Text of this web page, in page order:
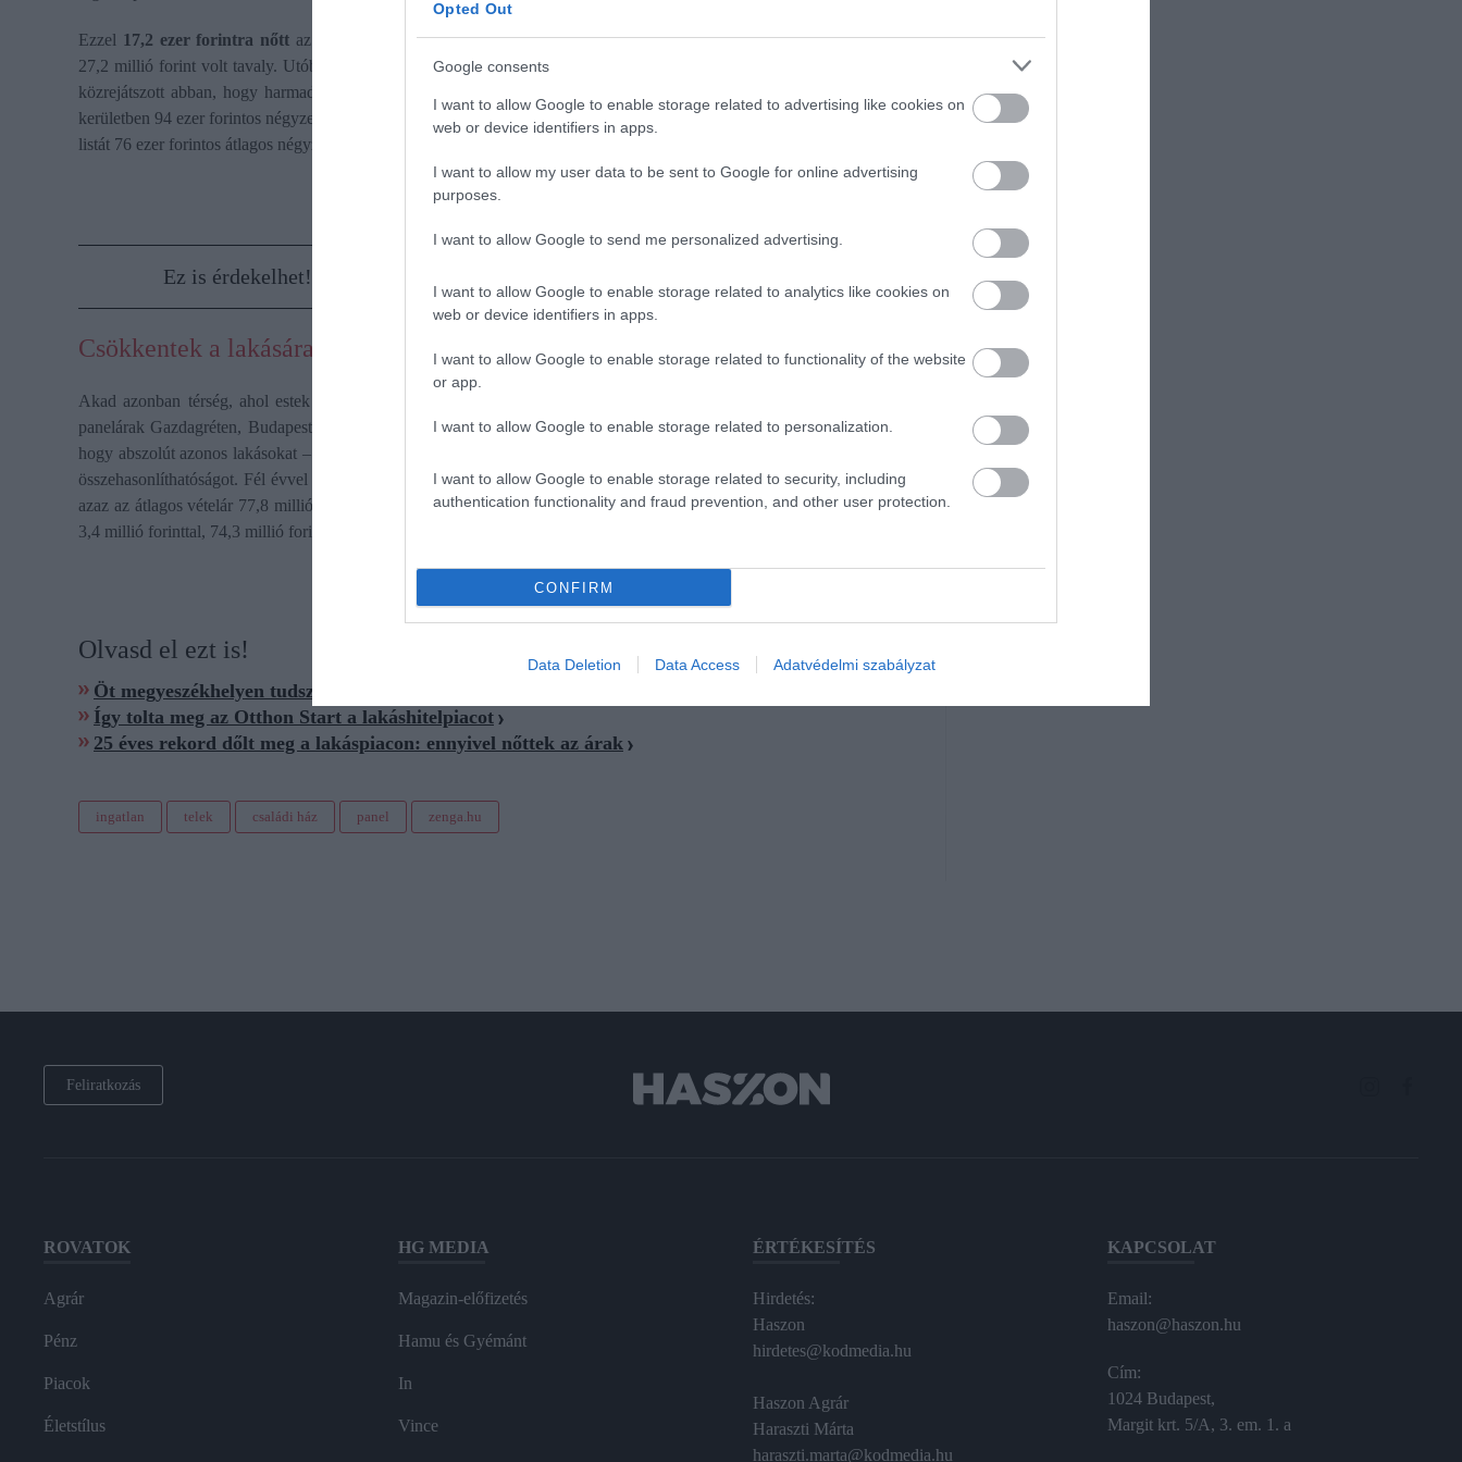
Opted Out
Google consents
I want to allow Google to enable storage related to advertising like cookies on
web or device identifiers in apps.
I want to allow my user data to be sent to Google for online advertising
purposes.
I want to allow Google to send me personalized advertising.
I want to allow Google to enable storage related to analytics like cookies on
web or device identifiers in apps.
I want to allow Google to enable storage related to functionality of the website
or app.
I want to allow Google to enable storage related to personalization.
I want to allow Google to enable storage related to security, including
authentication functionality and fraud prevention, and other user protection.
CONFIRM
Data Deletion Data Access Adatvédelmi szabályzat
Ezzel 17,2 ezer forintra nőtt az építési telkek átlagos négyzetméterára, míg az átlagos eladási ár abszolút értékben
27,2 millió forint volt tavaly. Utóbbi is csak 5,5 százalékkal múlja felül az egy évvel korábbi értéket. Vélhetően ez is
közrejátszott abban, hogy harmadával nőtt a telkek iránti kereslet. Nagyok azonban az árkülönbségek: Budán a III.
kerületben 94 ezer forintos négyzetméteráron keltek el az építési telkek, a budai agglomerációban Nagykovácsi vezeti a
listát 76 ezer forintos átlagos négyzetméterárral, míg például Zalaegerszeg 3700 forinton ment az adásvétel.
Ez is érdekelhet!
Csökkentek a lakásárak ebben a budapesti kerületben
Akad azonban térség, ahol estek a lakásárak, főleg a túlárazottság miatt. Fél év alatt 4,4 százalékkal csökkentek a
panelárak Gazdagréten, Budapest XI. kerületében. A Bankmonitor.huelemzéséneklegfontosabb szempontja az volt,
hogy abszolút azonos lakásokat – 54 nm-es panel ±3 nm – és azonos lokációt veszi figyelembe, így biztosítva a tiszta
összehasonlíthatóságot. Fél évvel ezelőtt
1,44 millió forintértárultak egy négyzetméter panelt ebben a kategóriában,
azaz az átlagos vételár 77,8 millió forint volt. A mai átlagos négyzetméterár1,38 millió forint,ami az összes vételárat
3,4 millió forinttal, 74,3 millió forintra csökkentette. Ez árakban 4,4%-os mérséklődést jelent.
Olvasd el ezt is!
Öt megyeszékhelyen tudsz 30 milliónál olcsóbb lakást venni
Így tolta meg az Otthon Start a lakáshitelpiacot
25 éves rekord dőlt meg a lakáspiacon: ennyivel nőttek az árak
ingatlan telek családi ház panel zenga.hu
Feliratkozás
ROVATOK
Agrár
Pénz
Piacok
Életstílus
HG MEDIA
Magazin-előfizetés
Hamu és Gyémánt
In
Vince
ÉRTÉKESÍTÉS
Hirdetés:
Haszon
hirdetes@kodmedia.hu
Haszon Agrár
Haraszti Márta
haraszti.marta@kodmedia.hu
KAPCSOLAT
Email:
haszon@haszon.hu
Cím:
1024 Budapest,
Margit krt. 5/A, 3. em. 1. a